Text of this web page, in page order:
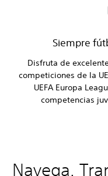
Siempre
Disfruta de
competiciones de la
UEFA Europa
competencias
Navega.